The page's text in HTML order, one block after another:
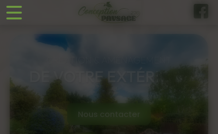
Panneau de gestion des cookies
Nous contacter